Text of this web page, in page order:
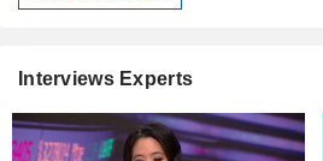
Interviews Experts